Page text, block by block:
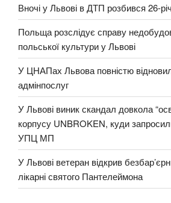
Вночі у Львові в ДТП розбився 26-
Польща розслідує справу
польської культури у Львові
У ЦНАПах Львова повністю
адмінпослуг
У Львові виник скандал довкола
корпусу UNBROKEN, куди
УПЦ МП
У Львові ветеран відкрив
лікарні святого Пантелеймона